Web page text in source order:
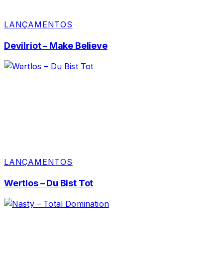
LANÇAMENTOS
Devilriot – Make Believe
LANÇAMENTOS
Wertlos – Du Bist Tot